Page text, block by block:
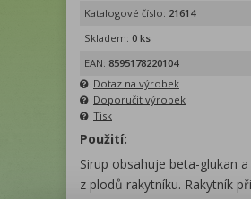
Katalogové číslo: 21614
Skladem: 0 ks
EAN: 8595178220104
Dotaz na výrobek
Doporučit výrobek
Tisk
Použití:
Sirup obsahuje beta-glukan
z plodů rakytníku. Rakytník